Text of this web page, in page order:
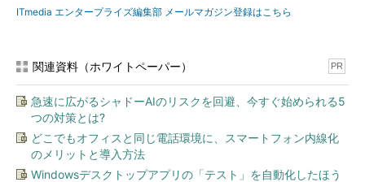
ITmedia エンタープライズ編集部 メールマガジン登録はこちら
関連資料（ホワイトペーパー） PR
急速に広がるシャドーAIのリスクを回避、今すぐ始められる5
つの対策とは?
どこでもオフィスと同じ電話環境に、スマートフォン内線化
のメリットと導入方法
Windowsデスクトップアプリの「テスト」を自動化したほう